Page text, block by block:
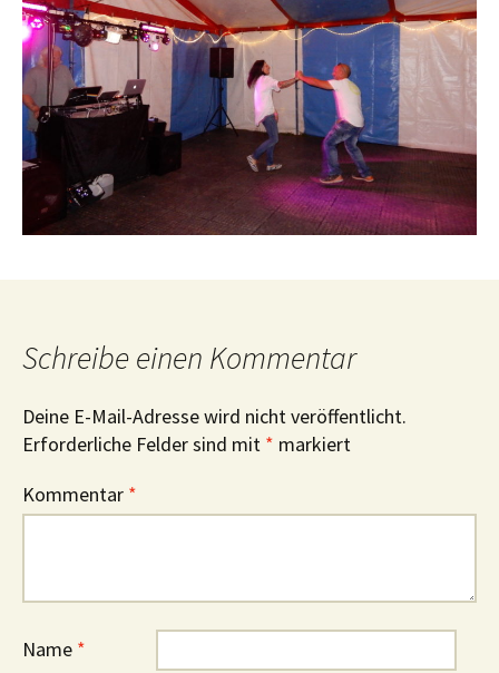
Schreibe einen Kommentar
Deine E-Mail-Adresse wird nicht veröffentlicht.
Erforderliche Felder sind mit * markiert
Kommentar *
Name *